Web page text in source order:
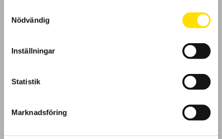
Nödvändig
Inställningar
Statistik
Marknadsföring